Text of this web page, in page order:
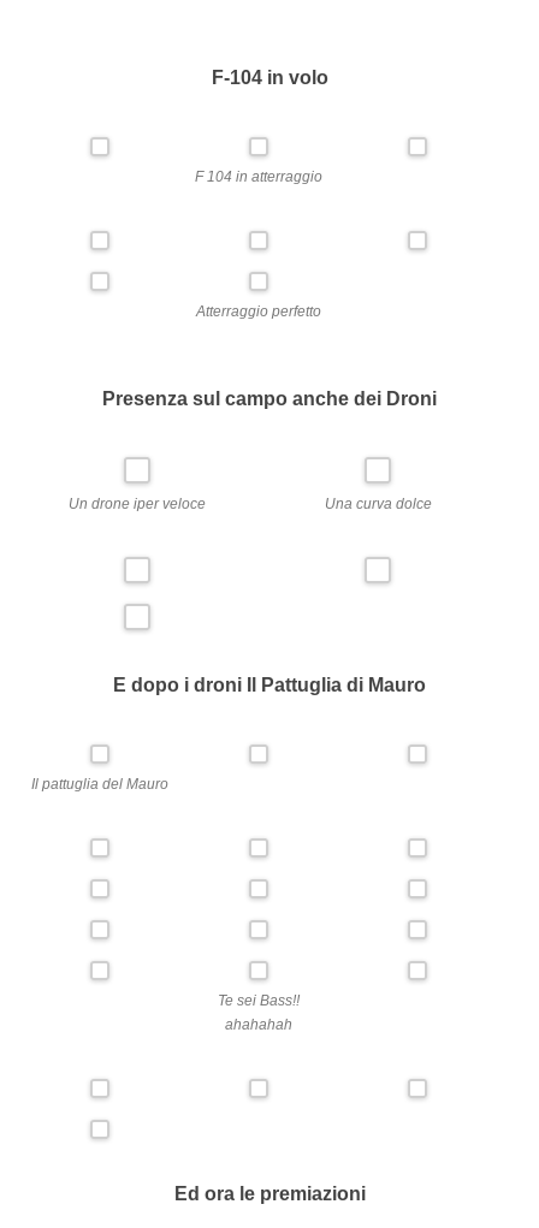
F-104 in volo
F 104 in atterraggio
Atterraggio perfetto
Presenza sul campo anche dei Droni
Un drone iper veloce Una curva dolce
E dopo i droni Il Pattuglia di Mauro
Il pattuglia del Mauro
Te sei Bass!!
ahahahah
Ed ora le premiazioni